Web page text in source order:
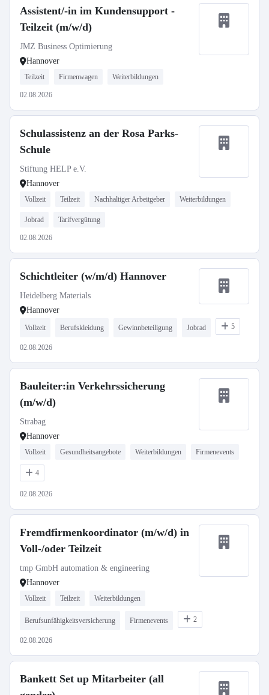
Assistent/-in im Kundensupport -
Teilzeit (m/w/d)
JMZ Business Optimierung
Hannover
Teilzeit Firmenwagen Weiterbildungen
02.08.2026
Schulassistenz an der Rosa Parks-
Schule
Stiftung HELP e.V.
Hannover
Vollzeit Teilzeit Nachhaltiger Arbeitgeber Weiterbildungen
Jobrad Tarifvergütung
02.08.2026
Schichtleiter (w/m/d) Hannover
Heidelberg Materials
Hannover
Vollzeit Berufskleidung Gewinnbeteiligung Jobrad 5
02.08.2026
Bauleiter:in Verkehrssicherung
(m/w/d)
Strabag
Hannover
Vollzeit Gesundheitsangebote Weiterbildungen Firmenevents
4
02.08.2026
Fremdfirmenkoordinator (m/w/d) in
Voll-/oder Teilzeit
tmp GmbH automation & engineering
Hannover
Vollzeit Teilzeit Weiterbildungen
Berufsunfähigkeitsversicherung Firmenevents 2
02.08.2026
Bankett Set up Mitarbeiter (all